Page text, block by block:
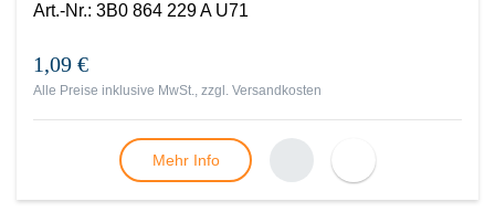
Art.-Nr.: 3B0 864 229 A U71
1,09 €
Alle Preise inklusive MwSt., zzgl. Versandkosten
Mehr Info